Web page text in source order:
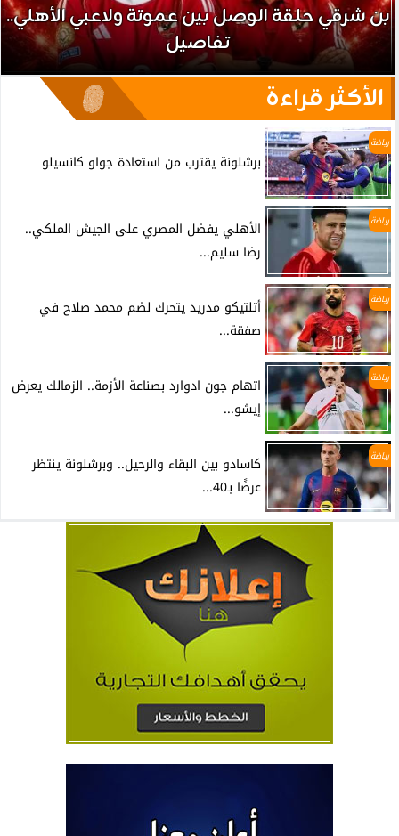
بن شرقي حلقة الوصل بين عموتة ولاعبي الأهلي..
تفاصيل
الأكثر قراءة
رياضة
برشلونة يقترب من استعادة جواو كانسيلو
رياضة
الأهلي يفضل المصري على الجيش الملكي..
رضا سليم...
رياضة
أتلتيكو مدريد يتحرك لضم محمد صلاح في
صفقة...
رياضة
اتهام جون ادوارد بصناعة الأزمة.. الزمالك يعرض
إيشو...
رياضة
كاسادو بين البقاء والرحيل.. وبرشلونة ينتظر
عرضًا بـ40...